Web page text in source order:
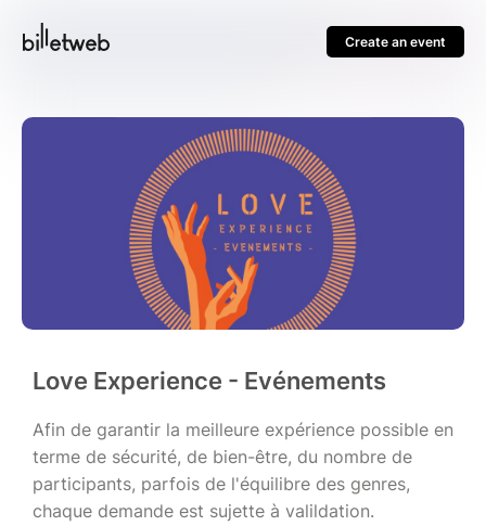
Create an event
Love Experience - Evénements
Afin de garantir la meilleure expérience possible en
terme de sécurité, de bien-être, du nombre de
participants, parfois de l'équilibre des genres,
chaque demande est sujette à valildation.